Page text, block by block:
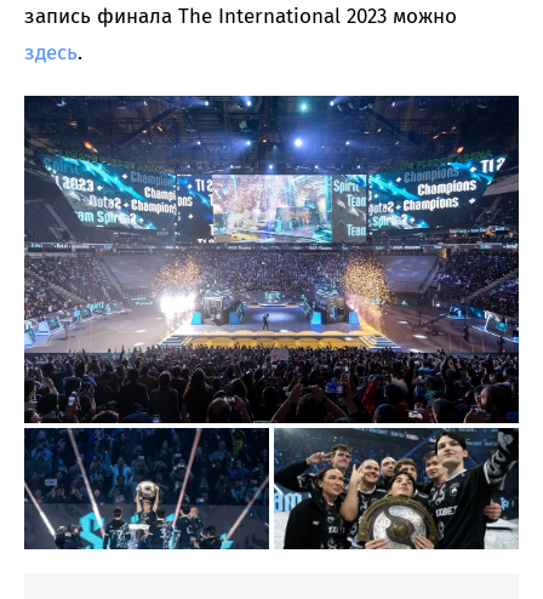
запись финала The International 2023 можно
здесь.